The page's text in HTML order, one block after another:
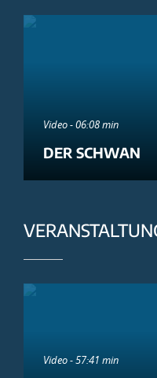
Video - 06:08 min
DER SCHWAN
Video - 57:41 min